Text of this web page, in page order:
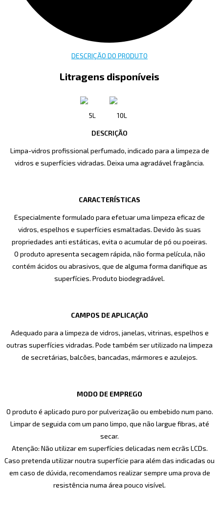
DESCRIÇÃO DO PRODUTO
Litragens disponíveis
5L 10L
DESCRIÇÃO
Limpa-vidros profissional perfumado, indicado para a limpeza de
vidros e superfícies vidradas. Deixa uma agradável fragância.
CARACTERÍSTICAS
Especialmente formulado para efetuar uma limpeza eficaz de
vidros, espelhos e superfícies esmaltadas. Devido às suas
propriedades anti estáticas, evita o acumular de pó ou poeiras.
O produto apresenta secagem rápida, não forma película, não
contém ácidos ou abrasivos, que de alguma forma danifique as
superfícies. Produto biodegradável.
CAMPOS DE APLICAÇÃO
Adequado para a limpeza de vidros, janelas, vitrinas, espelhos e
outras superfícies vidradas. Pode também ser utilizado na limpeza
de secretárias, balcões, bancadas, mármores e azulejos.
MODO DE EMPREGO
O produto é aplicado puro por pulverização ou embebido num pano.
Limpar de seguida com um pano limpo, que não largue fibras, até
secar.
Atenção: Não utilizar em superfícies delicadas nem ecrãs LCDs.
Caso pretenda utilizar noutra superfície para além das indicadas ou
em caso de dúvida, recomendamos realizar sempre uma prova de
resistência numa área pouco visível.